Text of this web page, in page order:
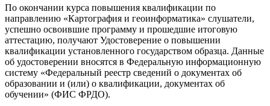
По окончании курса повышения квалификации по
направлению «Картография и геоинформатика» слушатели,
успешно освоившие программу и прошедшие итоговую
аттестацию, получают Удостоверение о повышении
квалификации установленного государством образца. Данные
об удостоверении вносятся в Федеральную информационную
систему «Федеральный реестр сведений о документах об
образовании и (или) о квалификации, документах об
обучении» (ФИС ФРДО).